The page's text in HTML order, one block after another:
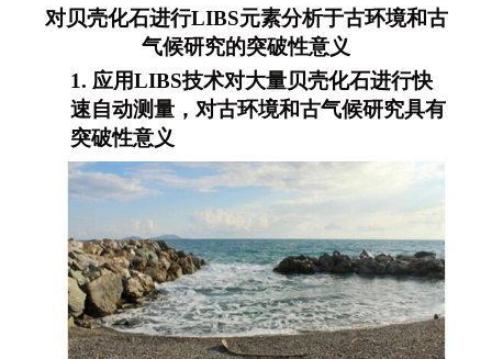
对贝壳化石进行LIBS元素分析于古环境和古
气候研究的突破性意义
1. 应用LIBS技术对大量贝壳化石进行快
速自动测量，对古环境和古气候研究具有
突破性意义